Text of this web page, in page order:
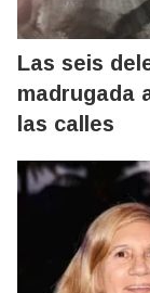
Las seis
madrugada
las calles